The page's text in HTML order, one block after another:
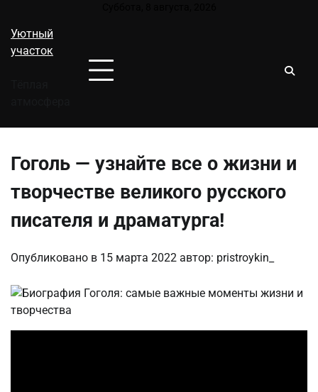
содержимому
Уютный
участок
Гоголь — узнайте все о жизни и
творчестве великого русского
писателя и драматурга!
Опубликовано в 15 марта 2022 автор: pristroykin_